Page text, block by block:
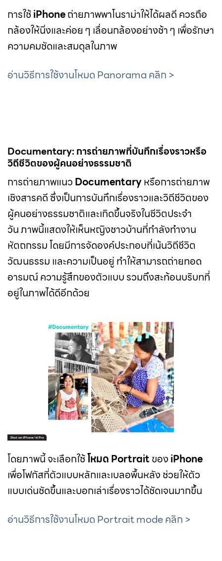
การใช้iPhoneถ่ายภาพพาโนราม่าให้ได้ผลดี ควรถือ
กล้องให้นิ่งและค่อย ๆ เลื่อนกล้องอย่างช้า ๆ เพื่อรักษา
ความคมชัดและสมดุลในภาพ
อ่านวิธีการใช้งานโหมด Panorama คลิก >
Documentary: การถ่ายภาพที่บันทึกเรื่องราวหรือ
วิถีชีวิตของผู้คนอย่างธรรมชาติ
การถ่ายภาพแนวDocumentaryหรือการถ่ายภาพ
เชิงสารคดี ซึ่งเป็นการบันทึกเรื่องราวและวิถีชีวิตของ
ผู้คนอย่างธรรมชาติและเกิดขึ้นจริงในชีวิตประจำ
วัน ภาพนี้แสดงให้เห็นหญิงชาวบ้านที่กำลังทำงาน
หัตถกรรม โดยมีการจัดองค์ประกอบที่เน้นวิถีชีวิต
วัฒนธรรม และความเป็นอยู่ ทำให้สามารถถ่ายทอด
อารมณ์ ความรู้สึกของตัวแบบ รวมถึงสะท้อนบริบทที่
อยู่ในภาพได้ดีอีกด้วย
โดยภาพนี้ จะเลือกใช้โหมด PortraitของiPhone
เพื่อโฟกัสที่ตัวแบบหลักและเบลอพื้นหลัง ช่วยให้ตัว
แบบเด่นชัดขึ้นและบอกเล่าเรื่องราวได้ชัดเจนมากขึ้น
อ่านวิธีการใช้งานโหมด Portrait mode คลิก >